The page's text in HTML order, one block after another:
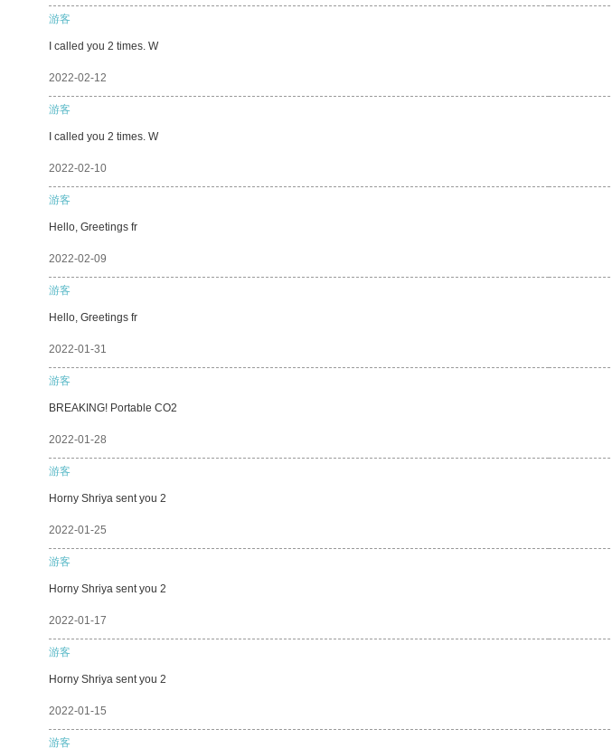
游客
I called you 2 times. W
2022-02-12
游客
I called you 2 times. W
2022-02-10
游客
Hello, Greetings fr
2022-02-09
游客
Hello, Greetings fr
2022-01-31
游客
BREAKING! Portable CO2
2022-01-28
游客
Horny Shriya sent you 2
2022-01-25
游客
Horny Shriya sent you 2
2022-01-17
游客
Horny Shriya sent you 2
2022-01-15
游客